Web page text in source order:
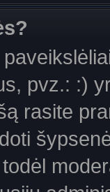
pvz.: :)
rasite